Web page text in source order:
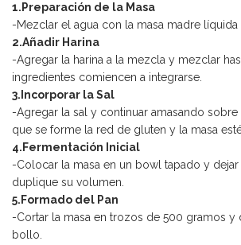
1.Preparación de la Masa
-Mezclar el agua con la masa madre líquida
2.Añadir Harina
-Agregar la harina a la mezcla y mezclar
ingredientes comiencen a integrarse.
3.Incorporar la Sal
-Agregar la sal y continuar amasando sobre
que se forme la red de gluten y la masa
4.Fermentación Inicial
-Colocar la masa en un bowl tapado y
duplique su volumen.
5.Formado del Pan
-Cortar la masa en trozos de 500 gramos y
bollo.